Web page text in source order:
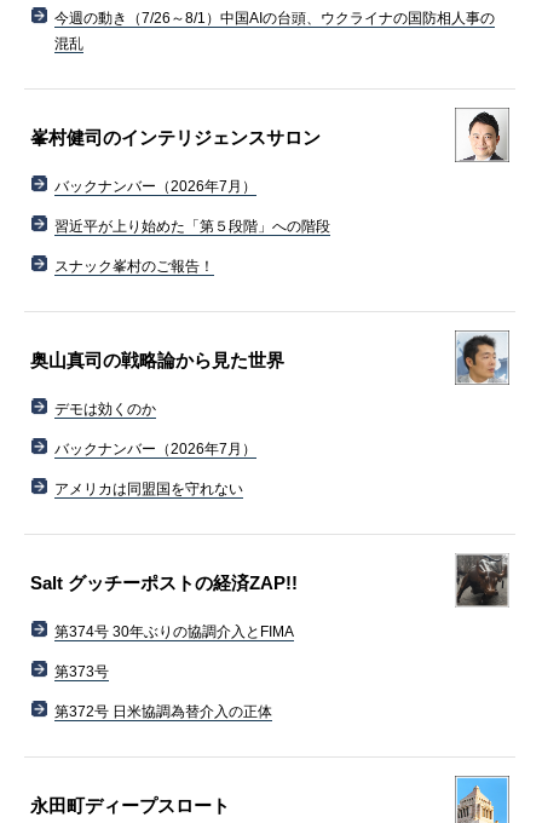
今週の動き（7/26～8/1）中国AIの台頭、ウクライナの国防相人事の
混乱
峯村健司のインテリジェンスサロン
バックナンバー（2026年7月）
習近平が上り始めた「第５段階」への階段
スナック峯村のご報告！
奥山真司の戦略論から見た世界
デモは効くのか
バックナンバー（2026年7月）
アメリカは同盟国を守れない
Salt グッチーポストの経済ZAP!!
第374号 30年ぶりの協調介入とFIMA
第373号
第372号 日米協調為替介入の正体
永田町ディープスロート